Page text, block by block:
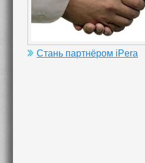
Стань партнёром iPera